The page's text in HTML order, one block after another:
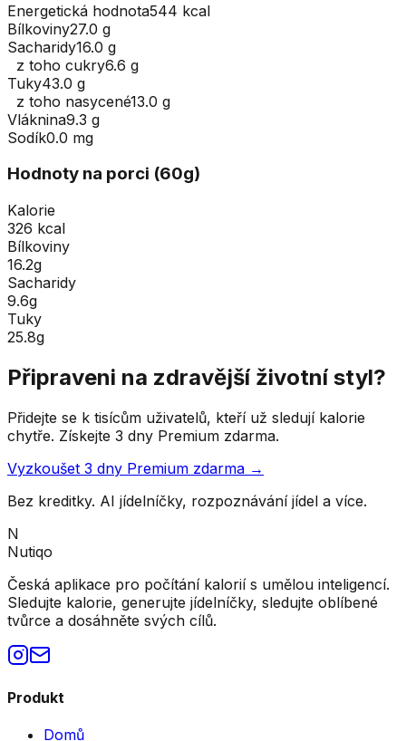
Energetická hodnota544 kcal
Bílkoviny27.0 g
Sacharidy16.0 g
z toho cukry6.6 g
Tuky43.0 g
z toho nasycené13.0 g
Vláknina9.3 g
Sodík0.0 mg
Hodnoty na porci (60g)
Kalorie
326 kcal
Bílkoviny
16.2g
Sacharidy
9.6g
Tuky
25.8g
Připraveni na zdravější životní styl?
Přidejte se k tisícům uživatelů, kteří už sledují kalorie
chytře. Získejte 3 dny Premium zdarma.
Vyzkoušet 3 dny Premium zdarma →
Bez kreditky. AI jídelníčky, rozpoznávání jídel a více.
N
Nutiqo
Česká aplikace pro počítání kalorií s umělou inteligencí.
Sledujte kalorie, generujte jídelníčky, sledujte oblíbené
tvůrce a dosáhněte svých cílů.
Produkt
Domů